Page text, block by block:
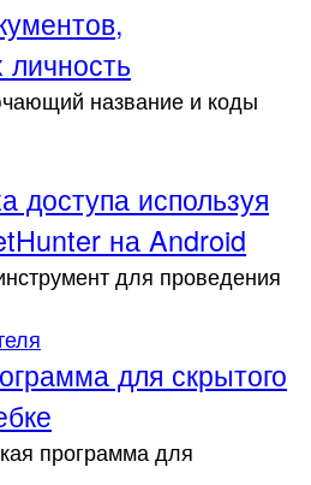
название и коды
доступа используя
на Android
для проведения
для скрытого
программа для